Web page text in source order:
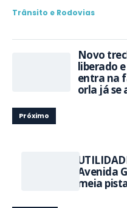
Trânsito e Rodovias
Novo
liberado
entra na
orla já se
Próximo
Avenida
meia